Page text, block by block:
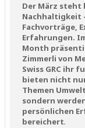
Der März steht
Nachhaltigkeit
Fachvorträge,
Erfahrungen.
Month
Zimmerli von
Swiss GRC ihr
bieten nicht
Themen
sondern
persönlichen
bereichert.